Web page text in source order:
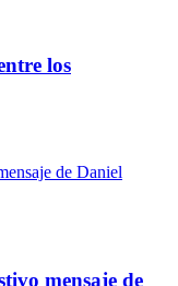
los
mensaje de